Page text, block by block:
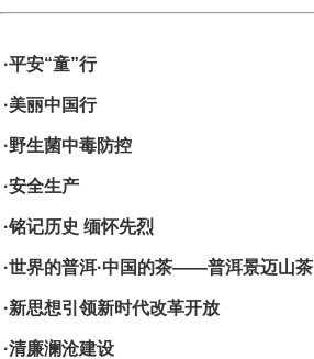
·平安“童”行
·美丽中国行
·野生菌中毒防控
·安全生产
·铭记历史 缅怀先烈
·世界的普洱·中国的茶——普洱景迈山茶
·新思想引领新时代改革开放
·清廉澜沧建设